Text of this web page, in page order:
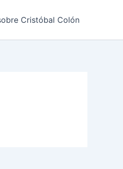
Cristóbal Colón